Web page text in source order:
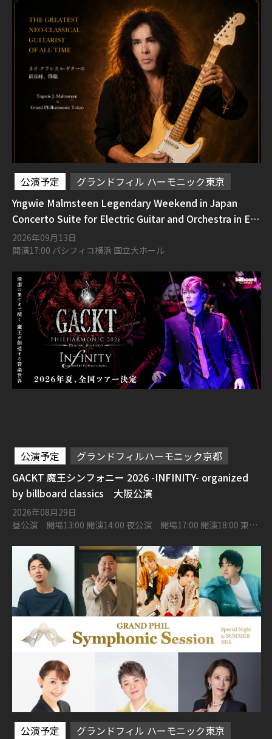
公演予定
グランドフィル ハーモニック東京
Yngwie Malmsteen Legendary Weekend in Japan
Concerto Suite for Electric Guitar and Orchestra in E
Flat Minor Opus 1
2026年09月13日
開演17:00 パシフィコ横浜 国立大ホール
公演予定
グランドフィルハーモニック京都
GACKT 魔王シンフォニー 2026 -INFINITY- organized
by billboard classics 大阪公演
2026年08月29日
昼公演 開場13:00 開演14:00 夜公演 開場17:00 開演18:00 東京
公演予定
グランドフィル ハーモニック東京